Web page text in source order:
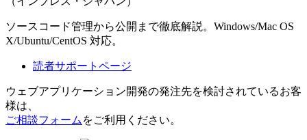
ソースコード管理から公開まで徹底解説。Windows/Mac OS
X/Ubuntu/CentOS 対応。
読者サポートページ
ウェブアプリケーション開発の発注先を検討されているお客
様は、
ご相談フォーム をご利用ください。